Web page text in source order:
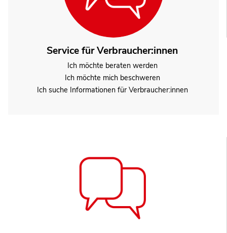
Service für Verbraucher:innen
Ich möchte beraten werden
Ich möchte mich beschweren
Ich suche Informationen für Verbraucher:innen